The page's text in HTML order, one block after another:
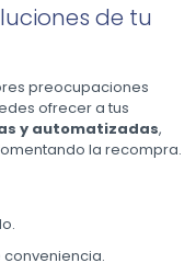
de tu
preocupaciones
ofrecer a tus
y automatizadas,
la recompra.